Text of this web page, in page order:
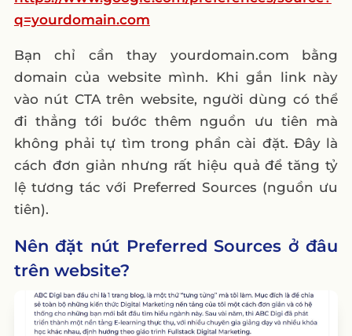
q=yourdomain.com
Bạn chỉ cần thay yourdomain.com bằng
domain của website mình. Khi gắn link này
vào nút CTA trên website, người dùng có thể
đi thẳng tới bước thêm nguồn ưu tiên mà
không phải tự tìm trong phần cài đặt. Đây là
cách đơn giản nhưng rất hiệu quả để tăng tỷ
lệ tương tác với Preferred Sources (nguồn ưu
tiên).
Nên đặt nút Preferred Sources ở đâu
trên website?